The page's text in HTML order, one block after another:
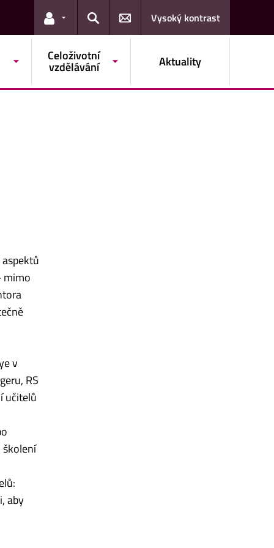
Odkazy pro uživatele
Hledat
Vysoký kontrast
Celoživotní
vzdělávání Aktuality
mimo
v
RS
učitelů
školení
aby